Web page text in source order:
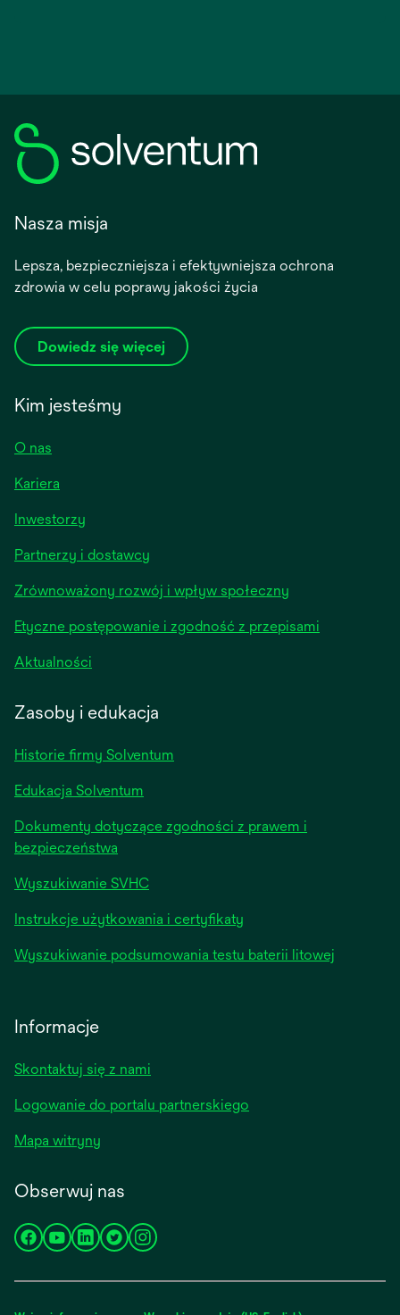
Nasza misja
Lepsza, bezpieczniejsza i efektywniejsza ochrona
zdrowia w celu poprawy jakości życia
Dowiedz się więcej
Kim jesteśmy
O nas
Kariera
Inwestorzy
a
new
Partnerzy i dostawcy
Zrównoważony rozwój i wpływ społeczny
Etyczne postępowanie i zgodność z przepisami
Aktualności
tab
Zasoby i edukacja
Historie firmy Solventum
Edukacja Solventum
Dokumenty dotyczące zgodności z prawem i
bezpieczeństwa
Wyszukiwanie SVHC
Instrukcje użytkowania i certyfikaty
Wyszukiwanie podsumowania testu baterii litowej
Informacje
Skontaktuj się z nami
Logowanie do portalu partnerskiego
Mapa witryny
Obserwuj nas
opens
new
opens
new
opens
new
opensopens
new